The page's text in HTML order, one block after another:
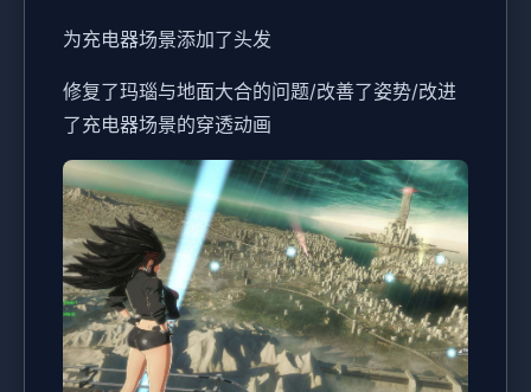
为充电器场景添加了头发
修复了玛瑙与地面大合的问题/改善了姿势/改进
了充电器场景的穿透动画